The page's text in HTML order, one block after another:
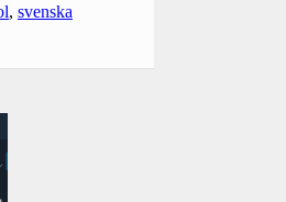
, svenska